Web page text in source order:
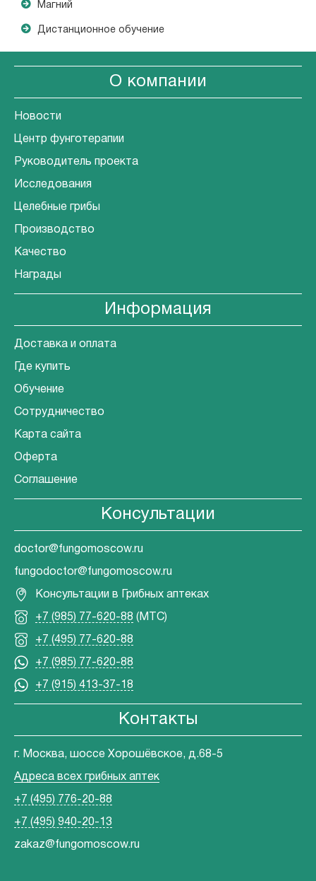
Магний
Дистанционное обучение
О компании
Новости
Центр фунготерапии
Руководитель проекта
Исследования
Целебные грибы
Производство
Качество
Награды
Информация
Доставка и оплата
Где купить
Обучение
Сотрудничество
Карта сайта
Оферта
Соглашение
Консультации
doctor@fungomoscow.ru
fungodoctor@fungomoscow.ru
Консультации в Грибных аптеках
+7 (985) 77-620-88 (МТС)
+7 (495) 77-620-88
+7 (985) 77-620-88
+7 (915) 413-37-18
Контакты
г. Москва, шоссе Хорошёвское, д.68-5
Адреса всех грибных аптек
+7 (495) 776-20-88
+7 (495) 940-20-13
zakaz@fungomoscow.ru